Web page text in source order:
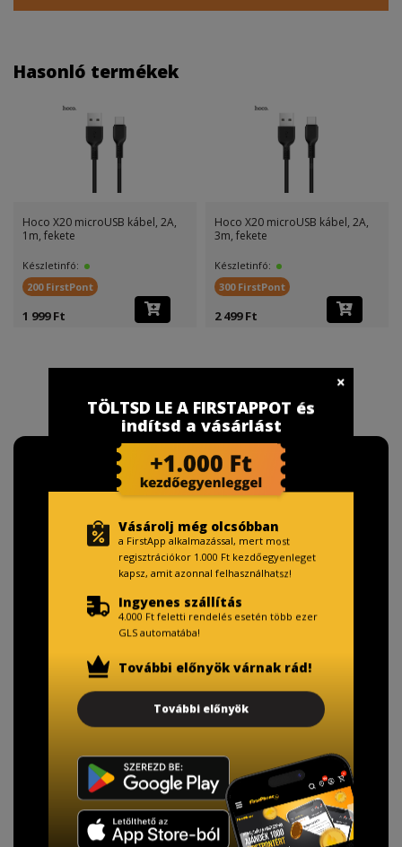
Hasonló termékek
Hoco X20 microUSB kábel, 2A,
1m, fekete
Készletinfó:
200 FirstPont
1 999 Ft
Hoco X20 microUSB kábel, 2A,
3m, fekete
Készletinfó:
300 FirstPont
2 499 Ft
TISZTELT VÁSÁRLÓNK!
adatainak biztonsága érdekében!
A Kormány döntése alapján a kereskedő minden tartós
adathordozó termék vásárlásakor köteles ingyenes
adattörlő kódot biztosítani.
TÖLTSD LE A FIRSTAPPOT és
indítsd a vásárlást
Vásárolj még olcsóbban
a FirstApp alkalmazással, mert most
regisztrációkor 1.000 Ft kezdőegyenleget
kapsz, amit azonnal felhasználhatsz!
Ingyenes szállítás
4.000 Ft feletti rendelés esetén több ezer
GLS automatába!
További előnyök várnak rád!
További előnyök